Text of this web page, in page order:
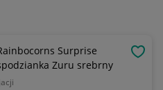
Surprise
Zuru srebrny